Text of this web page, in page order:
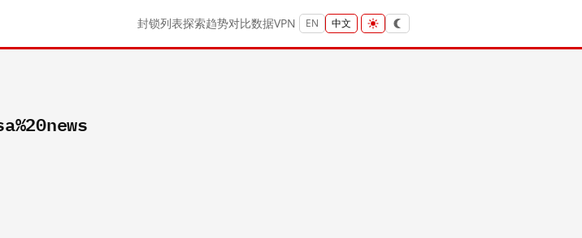
封锁列表探索趋势对比数据VPN EN 中文